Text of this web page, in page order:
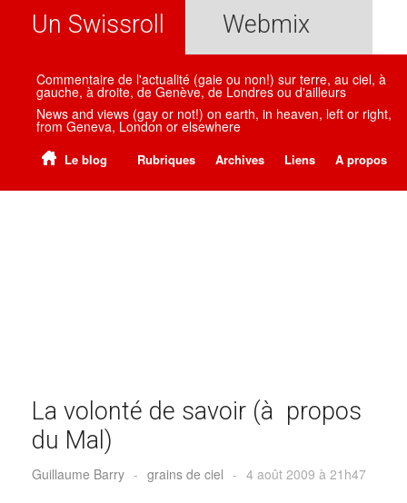
Un Swissroll Webmix
Commentaire de l'actualité (gaie ou non!) sur terre, au ciel, à
gauche, à droite, de Genève, de Londres ou d'ailleurs
News and views (gay or not!) on earth, in heaven, left or right,
from Geneva, London or elsewhere
Le blog Rubriques Archives Liens A propos
La volonté de savoir (à propos
du Mal)
Guillaume Barry - grains de ciel - 4 août 2009 à 21h47